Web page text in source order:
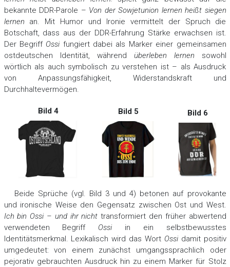
bekannte DDR-Parole – Von der Sowjetunion lernen heißt siegen
lernen an. Mit Humor und Ironie vermittelt der Spruch die
Botschaft, dass aus der DDR-Erfahrung Stärke erwachsen ist.
Der BegriffOssi fungiert dabei als Marker einer gemeinsamen
ostdeutschen Identität, während überleben lernen sowohl
wörtlich als auch symbolisch zu verstehen ist – als Ausdruck
von Anpassungsfähigkeit, Widerstandskraft und
Durchhaltevermögen.
Bild 4 Bild 5 Bild 6
Beide Sprüche (vgl. Bild 3 und 4) betonen auf provokante
und ironische Weise den Gegensatz zwischen Ost und West.
Ich bin Ossi – und ihr nicht transformiert den früher abwertend
verwendeten BegriffOssi in ein selbstbewusstes
Identitätsmerkmal. Lexikalisch wird das WortOssidamit positiv
umgedeutet: von einem zunächst umgangssprachlich oder
pejorativ gebrauchten Ausdruck hin zu einem Marker für Stolz